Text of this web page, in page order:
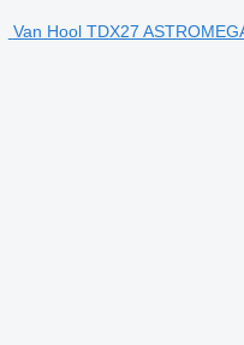
Van Hool TDX27